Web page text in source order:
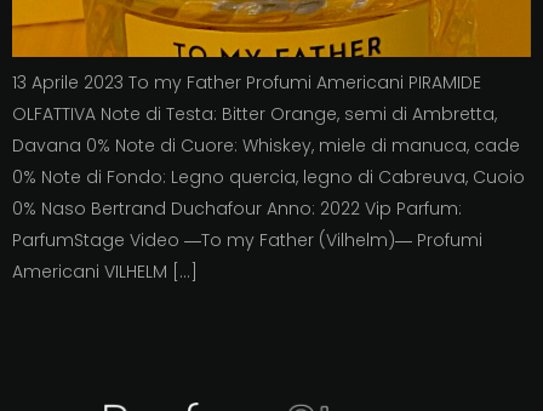
13 Aprile 2023 To my Father Profumi Americani PIRAMIDE
OLFATTIVA Note di Testa: Bitter Orange, semi di Ambretta,
Davana 0% Note di Cuore: Whiskey, miele di manuca, cade
0% Note di Fondo: Legno quercia, legno di Cabreuva, Cuoio
0% Naso Bertrand Duchafour Anno: 2022 Vip Parfum:
ParfumStage Video ―To my Father (Vilhelm)― Profumi
Americani VILHELM […]